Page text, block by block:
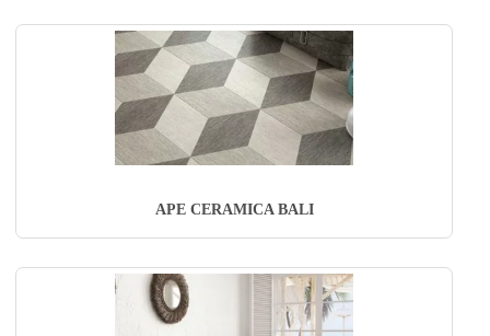
APE CERAMICA BALI